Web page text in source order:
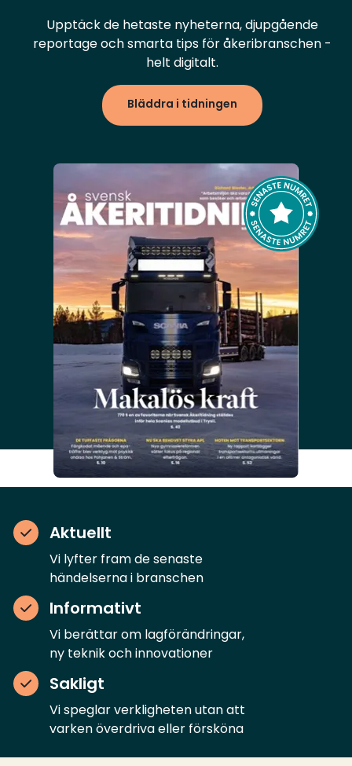
Upptäck de hetaste nyheterna, djupgående
reportage och smarta tips för åkeribranschen -
helt digitalt.
Bläddra i tidningen
Aktuellt
Vi lyfter fram de senaste
händelserna i branschen
Informativt
Vi berättar om lagförändringar,
ny teknik och innovationer
Sakligt
Vi speglar verkligheten utan att
varken överdriva eller försköna